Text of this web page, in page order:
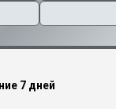
7 дней